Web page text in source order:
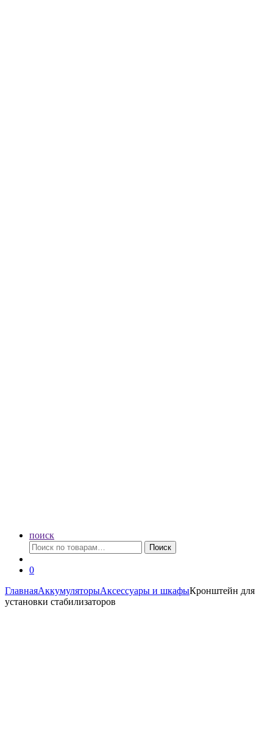
поиск
Искать:
Поиск
0
ГлавнаяАккумуляторыАксессуары и шкафыКронштейн для
установки стабилизаторов